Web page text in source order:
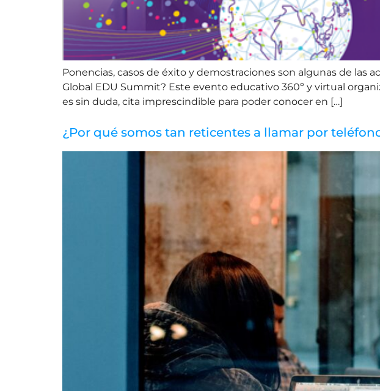
Ponencias, casos de éxito y demostraciones son algunas de las
Global EDU Summit? Este evento educativo 360º y virtual
es sin duda, cita imprescindible para poder conocer en […]
¿Por qué somos tan reticentes a llamar por